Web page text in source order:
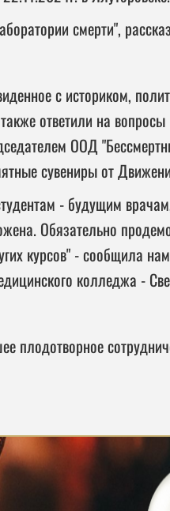
смерти",
с историком,
ответили на вопросы
ООД
сувениры от
- будущим
Обязательно
курсов" - сообщила
колледжа -
плодотворное